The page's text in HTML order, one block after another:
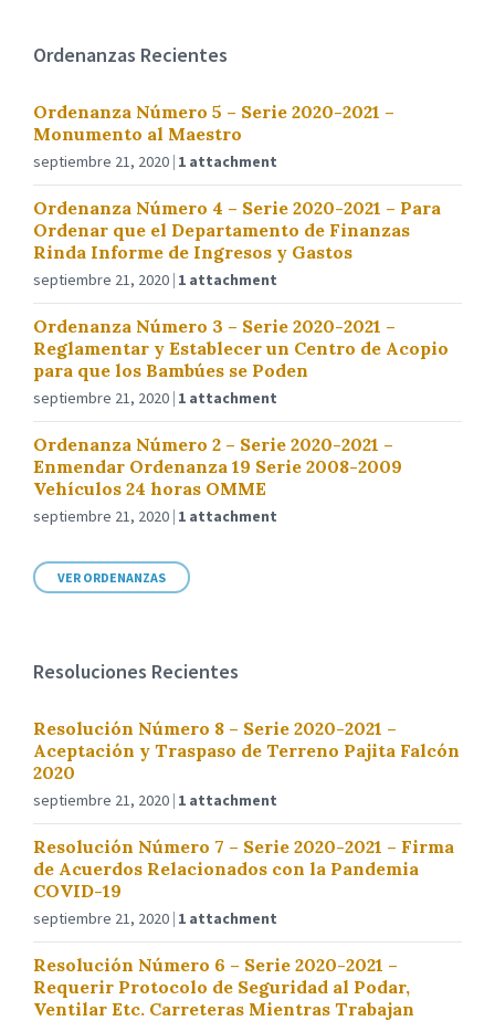
Ordenanzas Recientes
Ordenanza Número 5 – Serie 2020-2021 –
Monumento al Maestro
septiembre 21, 2020 1 attachment
Ordenanza Número 4 – Serie 2020-2021 – Para
Ordenar que el Departamento de Finanzas
Rinda Informe de Ingresos y Gastos
septiembre 21, 2020 1 attachment
Ordenanza Número 3 – Serie 2020-2021 –
Reglamentar y Establecer un Centro de Acopio
para que los Bambúes se Poden
septiembre 21, 2020 1 attachment
Ordenanza Número 2 – Serie 2020-2021 –
Enmendar Ordenanza 19 Serie 2008-2009
Vehículos 24 horas OMME
septiembre 21, 2020 1 attachment
VER ORDENANZAS
Resoluciones Recientes
Resolución Número 8 – Serie 2020-2021 –
Aceptación y Traspaso de Terreno Pajita Falcón
2020
septiembre 21, 2020 1 attachment
Resolución Número 7 – Serie 2020-2021 – Firma
de Acuerdos Relacionados con la Pandemia
COVID-19
septiembre 21, 2020 1 attachment
Resolución Número 6 – Serie 2020-2021 –
Requerir Protocolo de Seguridad al Podar,
Ventilar Etc. Carreteras Mientras Trabajan